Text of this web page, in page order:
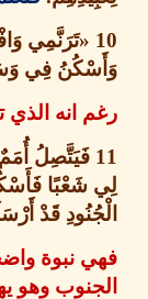
تَرَنَّمِي وَافْرَحِي
فِي وَسَطِكِ،
انه الذي تم
فَيَتَّصِلُ أُمَمٌ كَثِيرَةٌ
فَأَسْكُنُ فِي
قَدْ أَرْسَلَنِي
نبوة واضحة عن
وهو يهوه